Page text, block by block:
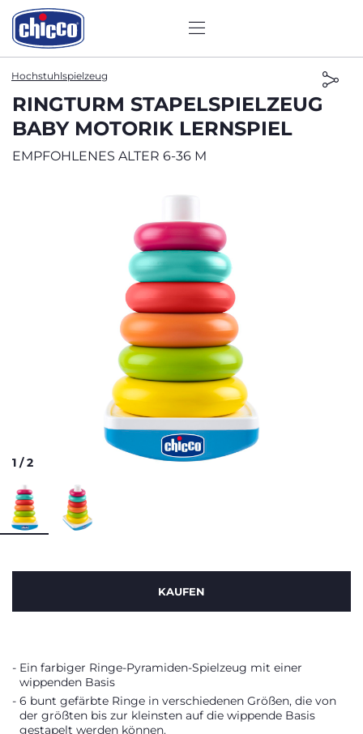
Hochstuhlspielzeug
RINGTURM STAPELSPIELZEUG
BABY MOTORIK LERNSPIEL
EMPFOHLENES ALTER 6-36 M
1 /2
KAUFEN
Ein farbiger Ringe-Pyramiden-Spielzeug mit einer
wippenden Basis
6 bunt gefärbte Ringe in verschiedenen Größen, die von
der größten bis zur kleinsten auf die wippende Basis
gestapelt werden können.